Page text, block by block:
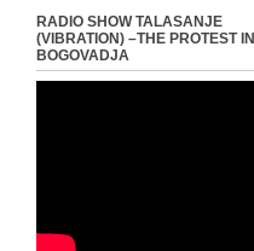
RADIO SHOW TALASANJE
(VIBRATION) –THE PROTEST IN
BOGOVADJA